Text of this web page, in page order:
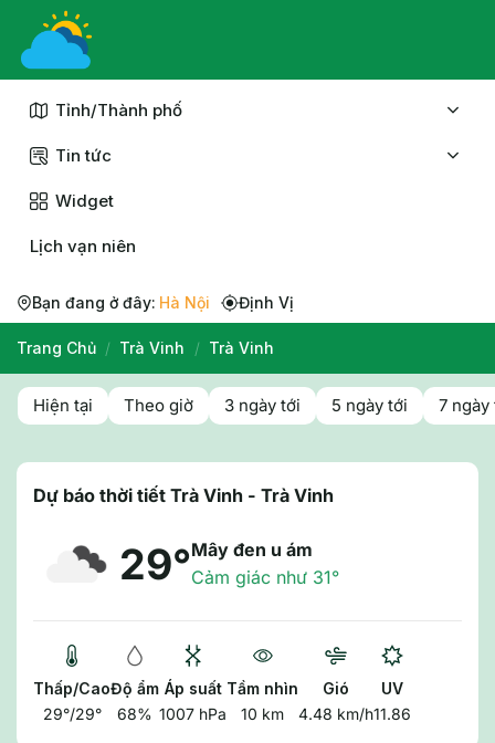
Chuyển
nội
Tỉnh/Thành phố
Tin tức
Widget
Lịch vạn niên
Bạn đang ở đây: Hà Nội Định Vị
Trang Chủ / Trà Vinh / Trà Vinh
Hiện tại Theo giờ 3 ngày tới 5 ngày tới 7 ngày
Dự báo thời tiết Trà Vinh - Trà Vinh
29°Mây đen u ám
Cảm giác như 31°
Thấp/Cao
29°/29°
Độ ẩm
68%
Áp suất
1007 hPa
Tầm nhìn
10 km
Gió
4.48 km/h
UV
11.86